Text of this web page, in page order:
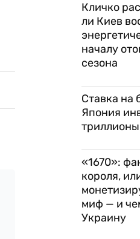
Кличко
ли Киев
началу
сезона
Ставка на
Япония
триллионы
«1670»:
короля,
миф — и
Украину